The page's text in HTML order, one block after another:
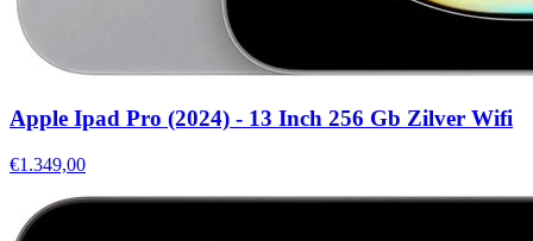
Apple Ipad Pro (2024) - 13 Inch 256 Gb Zilver Wifi
€1.349,00